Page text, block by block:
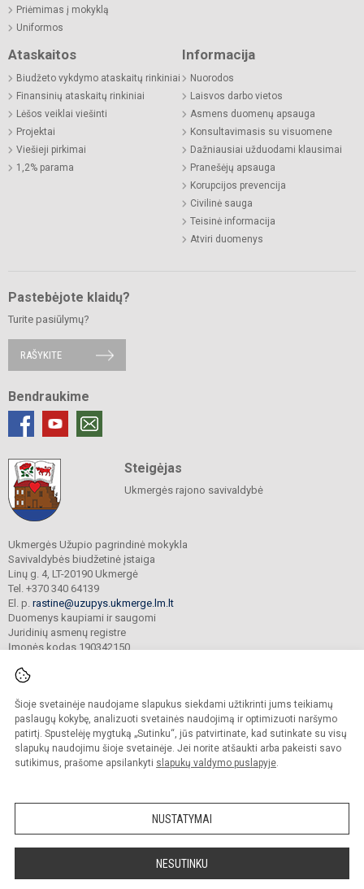
Šioje svetainėje naudojame slapukus siekdami užtikrinti jums teikiamų
paslaugų kokybę, analizuoti svetainės naudojimą ir optimizuoti naršymo
patirtį. Spustelėję mygtuką „Sutinku“, jūs patvirtinate, kad sutinkate su visų
slapukų naudojimu šioje svetainėje. Jei norite atšaukti arba pakeisti savo
sutikimus, prašome apsilankyti slapukų valdymo puslapyje.
NUSTATYMAI
NESUTINKU
Priėmimas į mokyklą
Uniformos
Ataskaitos
Biudžeto vykdymo ataskaitų rinkiniai
Finansinių ataskaitų rinkiniai
Lėšos veiklai viešinti
Projektai
Viešieji pirkimai
1,2% parama
Informacija
Nuorodos
Laisvos darbo vietos
Asmens duomenų apsauga
Konsultavimasis su visuomene
Dažniausiai užduodami klausimai
Pranešėjų apsauga
Korupcijos prevencija
Civilinė sauga
Teisinė informacija
Atviri duomenys
Pastebėjote klaidų?
Turite pasiūlymų?
RAŠYKITE
Bendraukime
Steigėjas
Ukmergės rajono savivaldybė
Ukmergės Užupio pagrindinė mokykla
Savivaldybės biudžetinė įstaiga
Linų g. 4, LT-20190 Ukmergė
Tel. +370 340 64139
El. p. rastine@uzupys.ukmerge.lm.lt
Duomenys kaupiami ir saugomi
Juridinių asmenų registre
Įmonės kodas 190342150
© 2022. Ukmergės Užupio pagrindinė mokykla. Visos teisės saugomos.
Kopijuoti turinį be raštiško įstaigos administracijos sutikimo griežtai draudžiama.
Prieinamumo paraiška Slapukų valdymas
Sumanus būdas atnaujinti